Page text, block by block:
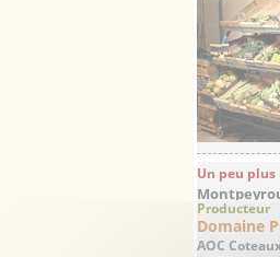
Un peu plus
Producteur
Domaine
AOC